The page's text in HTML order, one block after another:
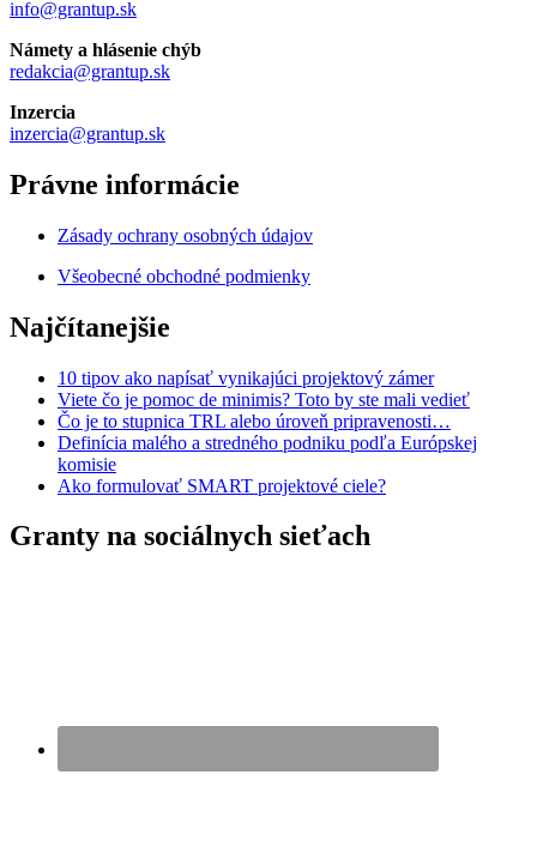
info@grantup.sk
Námety a hlásenie chýb
redakcia@grantup.sk
Inzercia
inzercia@grantup.sk
Právne informácie
Zásady ochrany osobných údajov
Všeobecné obchodné podmienky
Najčítanejšie
10 tipov ako napísať vynikajúci projektový zámer
Viete čo je pomoc de minimis? Toto by ste mali vedieť
Čo je to stupnica TRL alebo úroveň pripravenosti…
Definícia malého a stredného podniku podľa Európskej
komisie
Ako formulovať SMART projektové ciele?
Granty na sociálnych sieťach